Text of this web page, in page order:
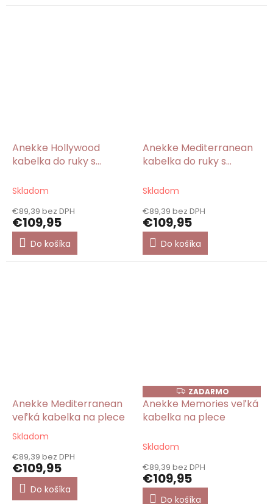
hviezdičiek.
Anekke Hollywood
kabelka do ruky s
Skladom
€89,39 bez DPH
€109,95
Do košíka
Anekke Mediterranean
kabelka do ruky s
Skladom
€89,39 bez DPH
€109,95
Do košíka
Anekke Mediterranean
veľká kabelka na plece
Priemerné
produktu
je
5,0
Skladom
€89,39 bez DPH
€109,95
Do košíka
Z
A
D
A
ZADARMO
Anekke Memories veľká
kabelka na plece
Skladom
€89,39 bez DPH
€109,95
Do košíka